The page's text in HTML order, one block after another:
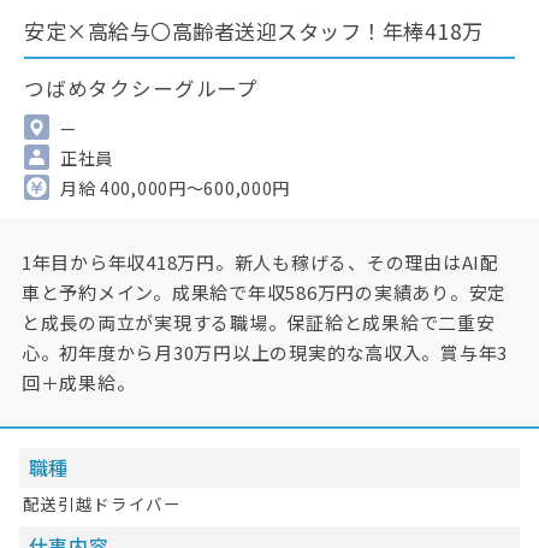
安定×高給与〇高齢者送迎スタッフ！年棒418万
つばめタクシーグループ
—
正社員
月給 400,000円～600,000円
1年目から年収418万円。新人も稼げる、その理由はAI配
車と予約メイン。成果給で年収586万円の実績あり。安定
と成長の両立が実現する職場。保証給と成果給で二重安
心。初年度から月30万円以上の現実的な高収入。賞与年3
回＋成果給。
職種
配送引越ドライバー